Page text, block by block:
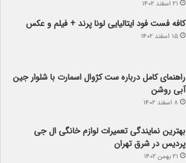
۲۱ اسفند ۱۴۰۲
کافه فست فود ایتالیایی لونا پرند + فیلم و عکس
۱۵ اسفند ۱۴۰۲
راهنمای کامل درباره ست کژوال اسمارت با شلوار جین
آبی روشن
۸ اسفند ۱۴۰۲
بهترین نمایندگی تعمیرات لوازم خانگی ال جی
پردیس در شرق تهران
۲۱ بهمن ۱۴۰۲